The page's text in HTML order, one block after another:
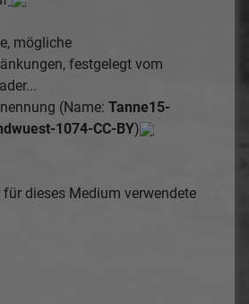
mögliche
festgelegt vom
(Name: Tanne15-
1074-CC-BY)
dieses Medium verwendete